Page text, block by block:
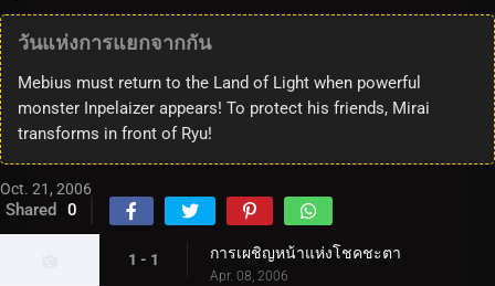
วันแห่งการแยกจากกัน
Mebius must return to the Land of Light when powerful
monster Inpelaizer appears! To protect his friends, Mirai
transforms in front of Ryu!
Oct. 21, 2006
Shared 0
1 - 1 การเผชิญหน้าแห่งโชคชะตา
Apr. 08, 2006